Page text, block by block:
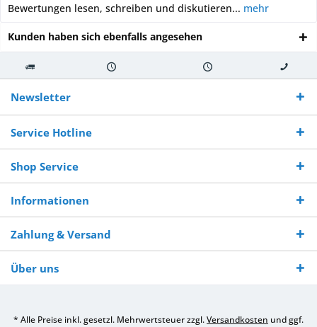
Bewertungen lesen, schreiben und diskutieren... mehr
Kunden haben sich ebenfalls angesehen
Kostenloser
Versand ab €
250,-
Versand innerhalb von Versand von So erreichen
Sie uns 0160
970 511 90
Newsletter
Service Hotline
Shop Service
Informationen
Zahlung & Versand
Über uns
* Alle Preise inkl. gesetzl. Mehrwertsteuer zzgl.Versandkosten und ggf.